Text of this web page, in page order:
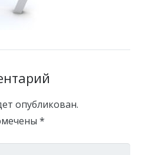
опубликован.
*